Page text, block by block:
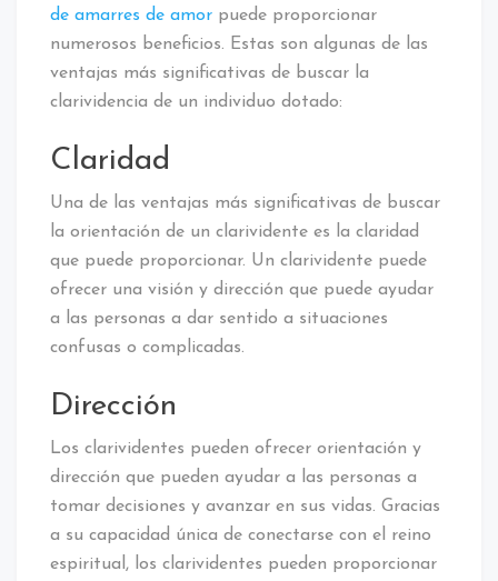
de amarres de amor puede proporcionar
numerosos beneficios. Estas son algunas de las
ventajas más significativas de buscar la
clarividencia de un individuo dotado:
Claridad
Una de las ventajas más significativas de buscar
la orientación de un clarividente es la claridad
que puede proporcionar. Un clarividente puede
ofrecer una visión y dirección que puede ayudar
a las personas a dar sentido a situaciones
confusas o complicadas.
Dirección
Los clarividentes pueden ofrecer orientación y
dirección que pueden ayudar a las personas a
tomar decisiones y avanzar en sus vidas. Gracias
a su capacidad única de conectarse con el reino
espiritual, los clarividentes pueden proporcionar